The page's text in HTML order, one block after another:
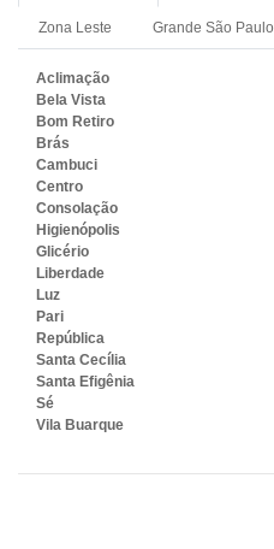
Zona Leste Grande São Paulo
Aclimação
Bela Vista
Bom Retiro
Brás
Cambuci
Centro
Consolação
Higienópolis
Glicério
Liberdade
Luz
Pari
República
Santa Cecília
Santa Efigênia
Sé
Vila Buarque